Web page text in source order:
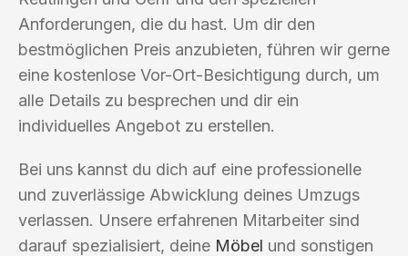
Anforderungen, die du hast. Um dir den
bestmöglichen Preis anzubieten, führen wir gerne
eine kostenlose Vor-Ort-Besichtigung durch, um
alle Details zu besprechen und dir ein
individuelles Angebot zu erstellen.
Bei uns kannst du dich auf eine professionelle
und zuverlässige Abwicklung deines Umzugs
verlassen. Unsere erfahrenen Mitarbeiter sind
darauf spezialisiert, deine Möbel und sonstigen